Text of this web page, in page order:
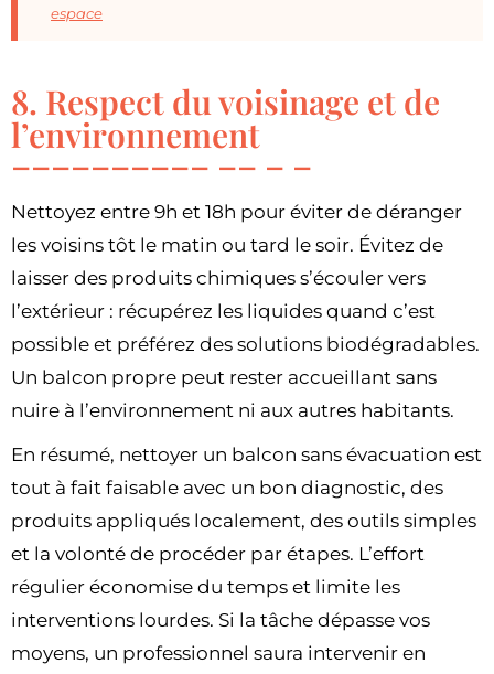
espace
8. Respect du voisinage et de
l’environnement
Nettoyez entre 9h et 18h pour éviter de déranger
les voisins tôt le matin ou tard le soir. Évitez de
laisser des produits chimiques s’écouler vers
l’extérieur : récupérez les liquides quand c’est
possible et préférez des solutions biodégradables.
Un balcon propre peut rester accueillant sans
nuire à l’environnement ni aux autres habitants.
En résumé, nettoyer un balcon sans évacuation est
tout à fait faisable avec un bon diagnostic, des
produits appliqués localement, des outils simples
et la volonté de procéder par étapes. L’effort
régulier économise du temps et limite les
interventions lourdes. Si la tâche dépasse vos
moyens, un professionnel saura intervenir en